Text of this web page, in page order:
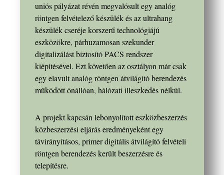
uniós pályázat révén megvalósult egy analóg
röntgen felvételező készülék és az ultrahang
készülék cseréje korszerű technológiájú
eszközökre, párhuzamosan szekunder
digitalizálást biztosító PACS rendszer
kiépítésével. Ezt követően az osztályon már csak
egy elavult analóg röntgen átvilágító berendezés
működött önállóan, hálózati illeszkedés nélkül.
A projekt kapcsán lebonyolított eszközbeszerzés
közbeszerzési eljárás eredményeként egy
távirányításos, primer digitális átvilágító felvételi
röntgen berendezés került beszerzésre és
telepítésre.